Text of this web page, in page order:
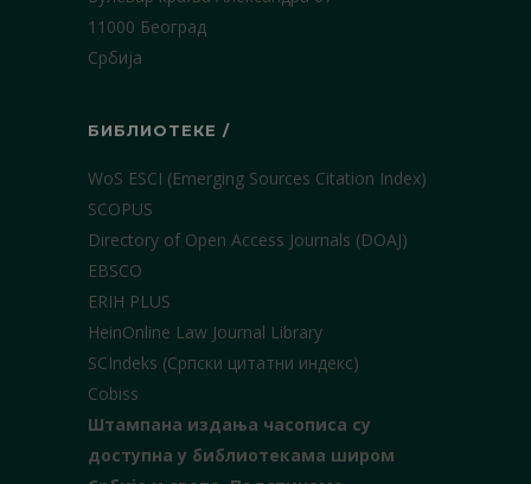
11000 Београд
Србија
БИБЛИОТЕКЕ /
WoS ESCI (Emerging Sources Citation Index)
SCOPUS
Directory of Open Access Journals (DOAJ)
EBSCO
ERIH PLUS
HeinOnline Law Journal Library
SCIndeks (Српски цитатни индекс)
Cobiss
Штампана издања часописа су
доступна у библиотекама широм